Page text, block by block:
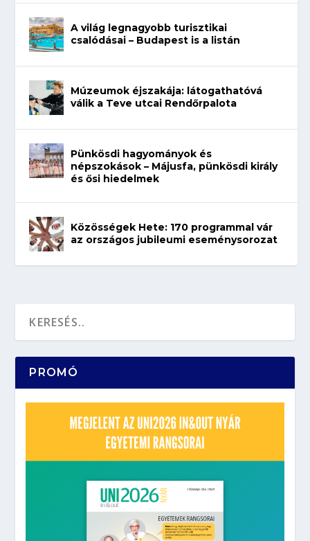
A világ legnagyobb turisztikai
csalódásai – Budapest is a listán
Múzeumok éjszakája: látogathatóvá
válik a Teve utcai Rendőrpalota
Pünkösdi hagyományok és
népszokások – Májusfa, pünkösdi király
és ősi hiedelmek
Közösségek Hete: 170 programmal vár
az országos jubileumi eseménysorozat
PROMÓ